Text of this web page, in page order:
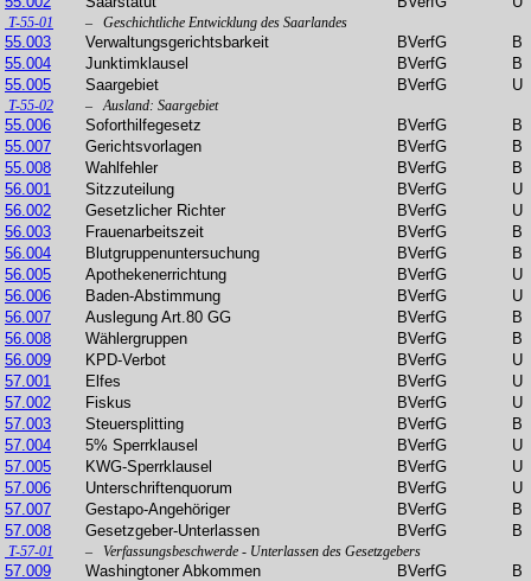
T-55-01 – Geschichtliche Entwicklung des Saarlandes
55.003 Verwaltungsgerichtsbarkeit BVerfG
B
55.004
Junktimklausel BVerfG
B
55.005
Saargebiet BVerfG U
T-55-02 – Ausland: Saargebiet
55.006 Soforthilfegesetz BVerfG
B
55.007
Gerichtsvorlagen BVerfG
B
55.008
Wahlfehler BVerfG
B
56.001
Sitzzuteilung BVerfG
U
56.002
Gesetzlicher Richter BVerfG
U
56.003
Frauenarbeitszeit BVerfG
B
56.004
Blutgruppenuntersuchung BVerfG
B
56.005
Apothekenerrichtung BVerfG
U
56.006
Baden-Abstimmung BVerfG
U
56.007
Auslegung Art.80 GG BVerfG
B
56.008
Wählergruppen BVerfG
B
56.009
KPD-Verbot BVerfG
U
57.001
Elfes BVerfG
U
57.002
Fiskus BVerfG
U
57.003
Steuersplitting BVerfG
B
57.004
5% Sperrklausel BVerfG
U
57.005
KWG-Sperrklausel BVerfG
U
57.006
Unterschriftenquorum BVerfG
U
57.007
Gestapo-Angehöriger BVerfG
B
57.008
Gesetzgeber-Unterlassen BVerfG B
T-57-01 – Verfassungsbeschwerde - Unterlassen des Gesetzgebers
57.009 Washingtoner Abkommen BVerfG
B